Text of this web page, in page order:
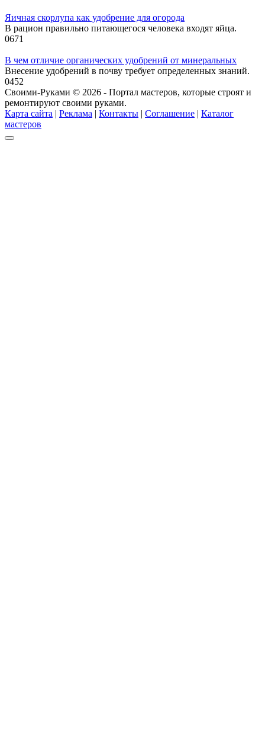
Яичная скорлупа как удобрение для огорода
В рацион правильно питающегося человека входят яйца.
0671
В чем отличие органических удобрений от минеральных
Внесение удобрений в почву требует определенных знаний.
0452
Своими-Руками © 2026 - Портал мастеров, которые строят и
ремонтируют своими руками.
Карта сайта | Реклама | Контакты | Соглашение | Каталог
мастеров